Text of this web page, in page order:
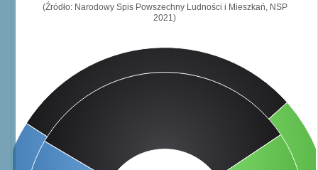
(Źródło: Narodowy Spis Powszechny Ludności i Mieszkań, NSP
2021)